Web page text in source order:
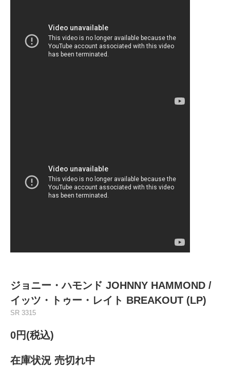
ジョニー・ハモンド JOHNNY HAMMOND ‎/
イッツ・トゥー・レイト BREAKOUT (LP)
SR 3315
0円(税込)
在庫状況 売切れ中